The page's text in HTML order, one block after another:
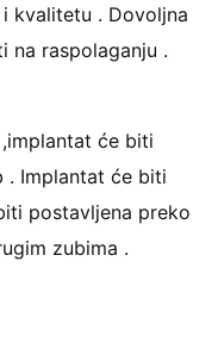
kvalitetu . Dovoljna
na raspolaganju .
će biti
. Implantat će biti
postavljena preko
zubima .